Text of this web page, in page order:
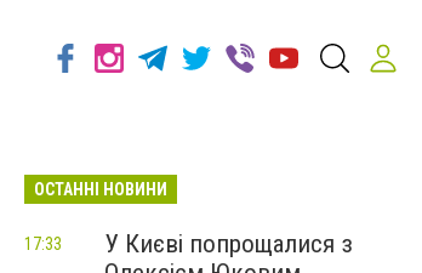
ОСТАННІ НОВИНИ
У Києві попрощалися з
17:33